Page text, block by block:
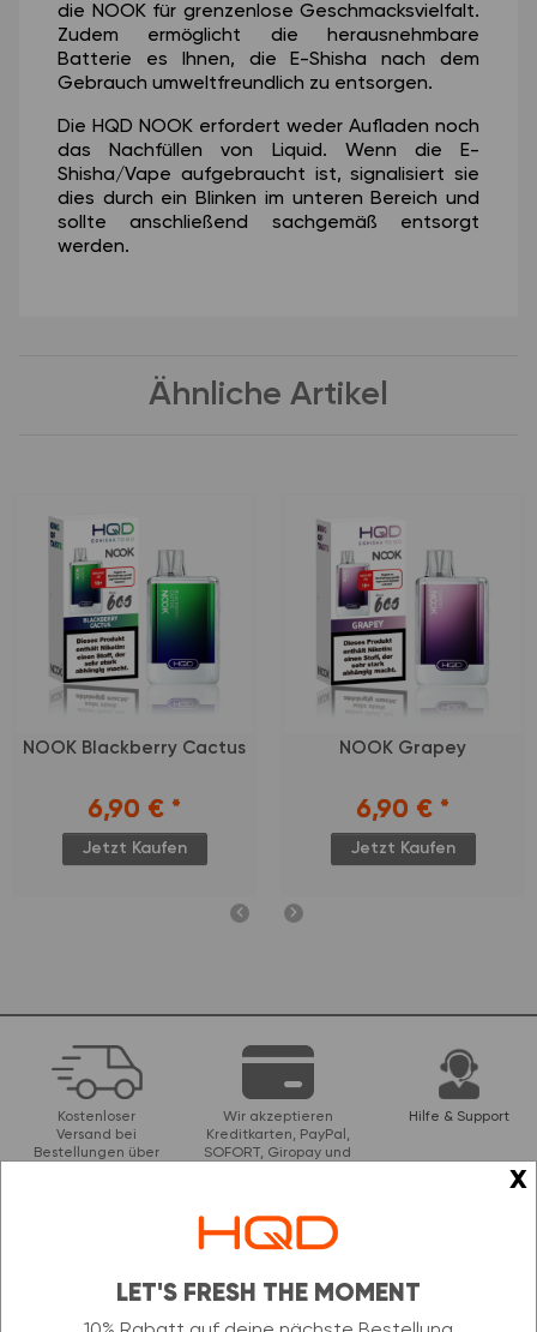
die NOOK für grenzenlose Geschmacksvielfalt.
Zudem ermöglicht die herausnehmbare
Batterie es Ihnen, die E-Shisha nach dem
Gebrauch umweltfreundlich zu entsorgen.
Die HQD NOOK erfordert weder Aufladen noch
das Nachfüllen von Liquid. Wenn die E-
Shisha/Vape aufgebraucht ist, signalisiert sie
dies durch ein Blinken im unteren Bereich und
sollte anschließend sachgemäß entsorgt
werden.
Ähnliche Artikel
NOOK Blackberry Cactus
6,90 € *
Jetzt Kaufen
NOOK Grapey
6,90 € *
Jetzt Kaufen
Kostenloser
Versand bei
Bestellungen über
Wir akzeptieren
Kreditkarten, PayPal,
SOFORT, Giropay und
Hilfe & Support
x
LET'S FRESH THE MOMENT